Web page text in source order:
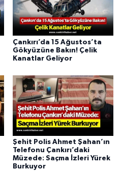
Çankırı’da 15 Ağustos’ta
Gökyüzüne Bakın! Çelik
Kanatlar Geliyor
Şehit Polis Ahmet Şahan’ın
Telefonu Çankırı’daki
Müzede: Saçma İzleri Yürek
Burkuyor